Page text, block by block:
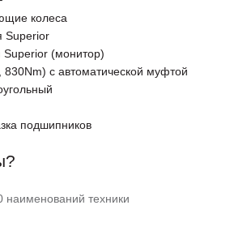
колеса
Superior
Superior (монитор)
с автоматической муфтой
подшипников
наименований техники